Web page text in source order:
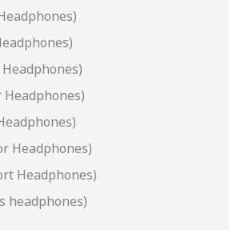
Headphones)
Headphones)
Headphones)
headphones)